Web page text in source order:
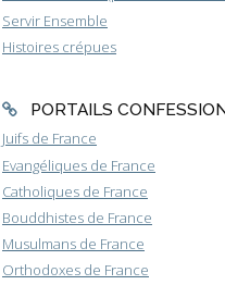
Servir Ensemble
Histoires crépues
PORTAILS
Juifs de France
Evangéliques de France
Catholiques de France
Bouddhistes de France
Musulmans de France
Orthodoxes de France